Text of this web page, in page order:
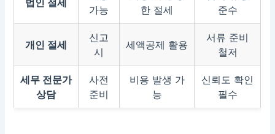
가능
한 절세
준수
개인 절세
신고
시
세액공제 활용
서류 준비
철저
세무 전문가
상담
사전
준비
비용 발생 가
능
신뢰도 확인
필수